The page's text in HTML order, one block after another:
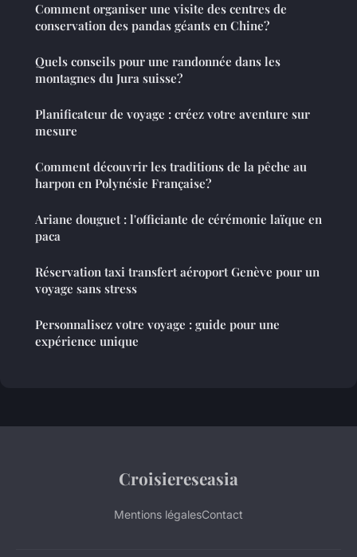
Comment organiser une visite des centres de
conservation des pandas géants en Chine?
Quels conseils pour une randonnée dans les
montagnes du Jura suisse?
Planificateur de voyage : créez votre aventure sur
mesure
Comment découvrir les traditions de la pêche au
harpon en Polynésie Française?
Ariane douguet : l'officiante de cérémonie laïque en
paca
Réservation taxi transfert aéroport Genève pour un
voyage sans stress
Personnalisez votre voyage : guide pour une
expérience unique
Croisiereseasia
Mentions légalesContact